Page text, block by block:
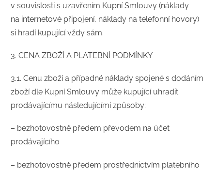
v souvislosti s uzavřením Kupní Smlouvy (náklady
na internetové připojení, náklady na telefonní hovory)
si hradí kupující vždy sám.
​3. CENA ZBOŽÍ A PLATEBNÍ PODMÍNKY
​3.1. Cenu zboží a případné náklady spojené s dodáním
zboží dle Kupní Smlouvy může kupující uhradit
prodávajícímu následujícími způsoby:
– bezhotovostně předem převodem na účet
prodávajícího
– bezhotovostně předem prostřednictvím platebního